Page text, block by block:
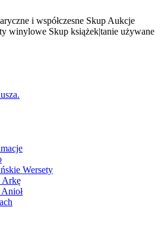
i współczesne Skup Aukcje
winylowe Skup książek|tanie używane
Wersety
Arkę